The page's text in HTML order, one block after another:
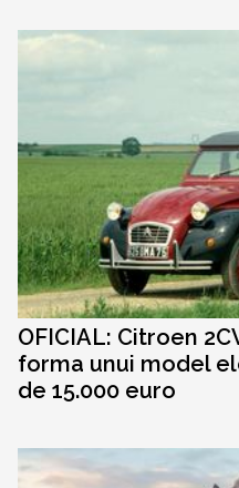
OFICIAL: Citroen
forma unui model
de 15.000 euro